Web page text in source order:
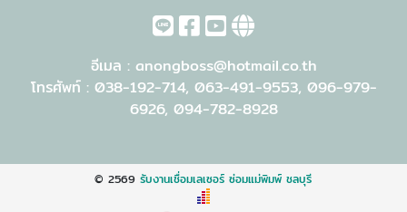
อีเมล : anongboss@hotmail.co.th
โทรศัพท์ : 038-192-714, 063-491-9553, 096-979-
6926, 094-782-8928
© 2569รับงานเชื่อมเลเซอร์ ซ่อมแม่พิมพ์ ชลบุรี